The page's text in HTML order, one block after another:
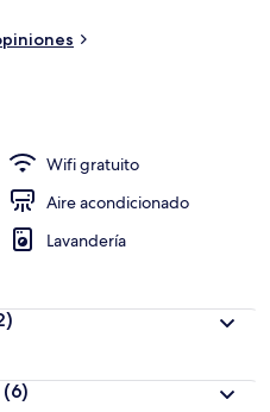
Wifi gratuito
Aire acondicionado
Lavandería
(6)